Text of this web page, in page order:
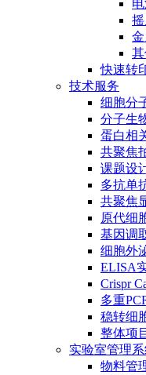
快速转
技术服务
细胞分
分子生
蛋白相
共聚焦
课题设
多抗单
共聚焦
原代细
基因调
细胞外
ELISA
Crispr
多重
稳转细
整体项
实验室管理
物料管